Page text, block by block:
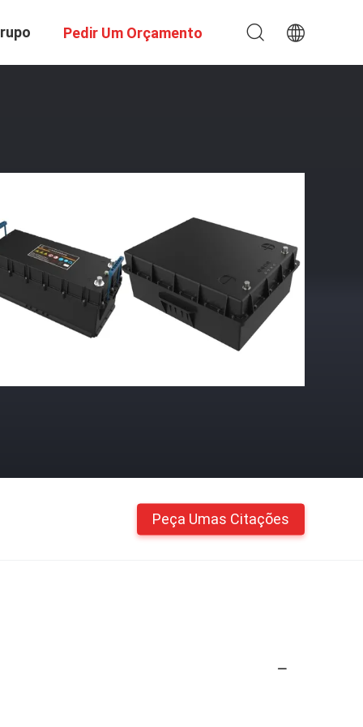
Pedir Um Orçamento
Peça Umas Citações